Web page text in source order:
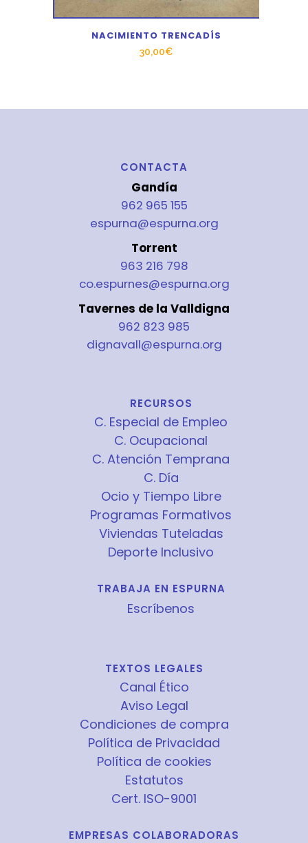
NACIMIENTO TRENCADÍS
30,00€
CONTACTA
Gandía
962 965 155
espurna@espurna.org
Torrent
963 216 798
co.espurnes@espurna.org
Tavernes de la Valldigna
962 823 985
dignavall@espurna.org
RECURSOS
C. Especial de Empleo
C. Ocupacional
C. Atención Temprana
C. Día
Ocio y Tiempo Libre
Programas Formativos
Viviendas Tuteladas
Deporte Inclusivo
TRABAJA EN ESPURNA
Escríbenos
TEXTOS LEGALES
Canal Ético
Aviso Legal
Condiciones de compra
Política de Privacidad
Política de cookies
Estatutos
Cert. ISO-9001
EMPRESAS COLABORADORAS